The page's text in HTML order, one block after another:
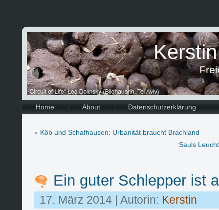
Home About Datenschutzerklärung
« Köb und Schafhausen: Urbanität braucht Brachland
Sauls
Ein guter Schlepper ist
17. März 2014 | Autorin: Kerstin